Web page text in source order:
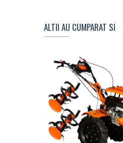
ALTII AU CUMPARAT SI